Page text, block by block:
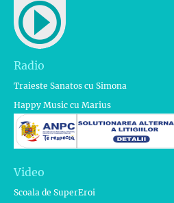
Radio
Traieste Sanatos cu Simona
Happy Music cu Marius
Video
Scoala de SuperEroi